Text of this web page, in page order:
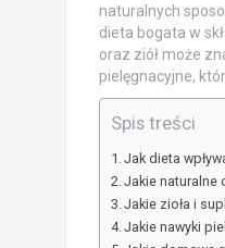
naturalnych
dieta bogata w
oraz ziół może
pielęgnacyjne,
Spis treści
Jak dieta
Jakie naturalne
Jakie zioła i
Jakie nawyki